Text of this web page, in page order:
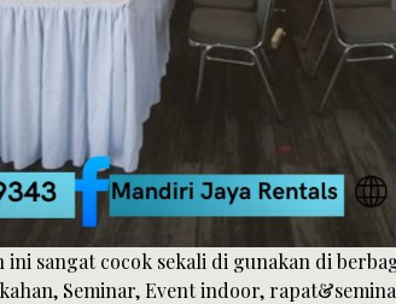
sangat cocok sekali di gunakan di
Seminar, Event indoor,